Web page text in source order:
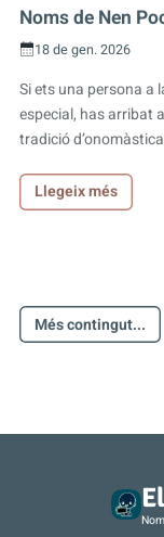
Noms de Nen
18 de gen. 2026
Si ets una persona a
especial, has arribat
tradició
Llegeix més
Més contingut...